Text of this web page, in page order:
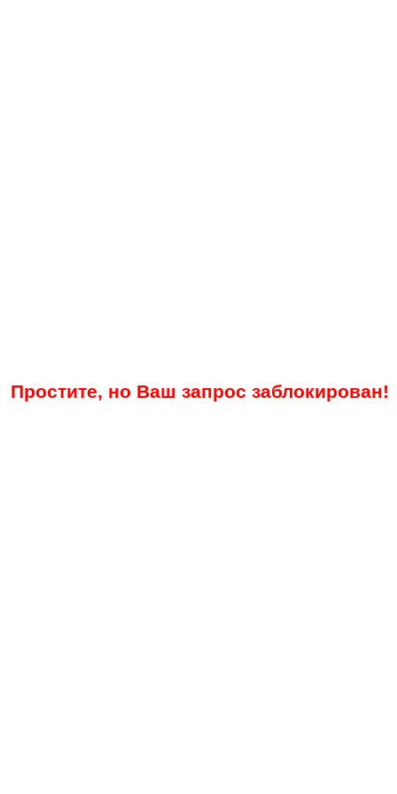
Простите, но Ваш запрос заблокирован!